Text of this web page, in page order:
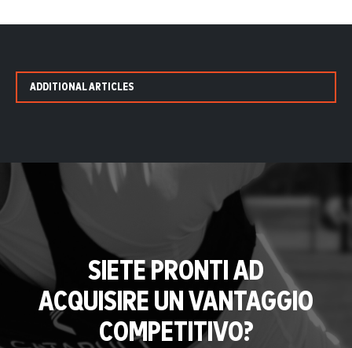
ADDITIONAL ARTICLES
SIETE PRONTI AD
ACQUISIRE UN VANTAGGIO
COMPETITIVO?